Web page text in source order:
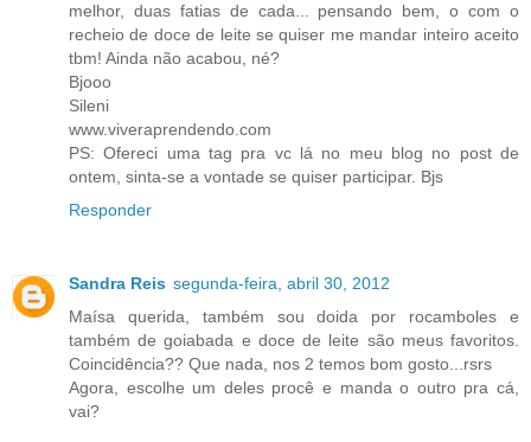
melhor, duas fatias de cada... pensando bem, o com o
recheio de doce de leite se quiser me mandar inteiro aceito
tbm! Ainda não acabou, né?
Bjooo
Sileni
www.viveraprendendo.com
PS: Ofereci uma tag pra vc lá no meu blog no post de
ontem, sinta-se a vontade se quiser participar. Bjs
Responder
Sandra Reis segunda-feira, abril 30, 2012
Maísa querida, também sou doida por rocamboles e
também de goiabada e doce de leite são meus favoritos.
Coincidência?? Que nada, nos 2 temos bom gosto...rsrs
Agora, escolhe um deles procê e manda o outro pra cá,
vai?